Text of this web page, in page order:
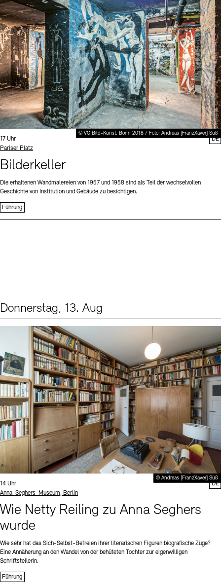
Stellenangebote Newsletter Presse
Nachhaltigkeit Kontakt
Digitale Sammlungen Exil-Archive
© VG Bild-Kunst, Bonn 2018 / Foto: Andreas [FranzXaver] Süß
Uhrzeit:
17 Uhr
Standort
Pariser Platz
Bilderkeller
Die erhaltenen Wandmalereien von 1957 und 1958 sind als Teil der wechselvollen
Geschichte von Institution und Gebäude zu besichtigen.
Führung
DE
Donnerstag, 13. Aug
© Andreas [FranzXaver] Süß
Uhrzeit:
14 Uhr
Standort
Anna-Seghers-Museum, Berlin
Wie Netty Reiling zu Anna Seghers
wurde
Wie sehr hat das Sich-Selbst-Befreien ihrer literarischen Figuren biografische Züge?
Eine Annäherung an den Wandel von der behüteten Tochter zur eigenwilligen
Schriftstellerin.
Führung
DE